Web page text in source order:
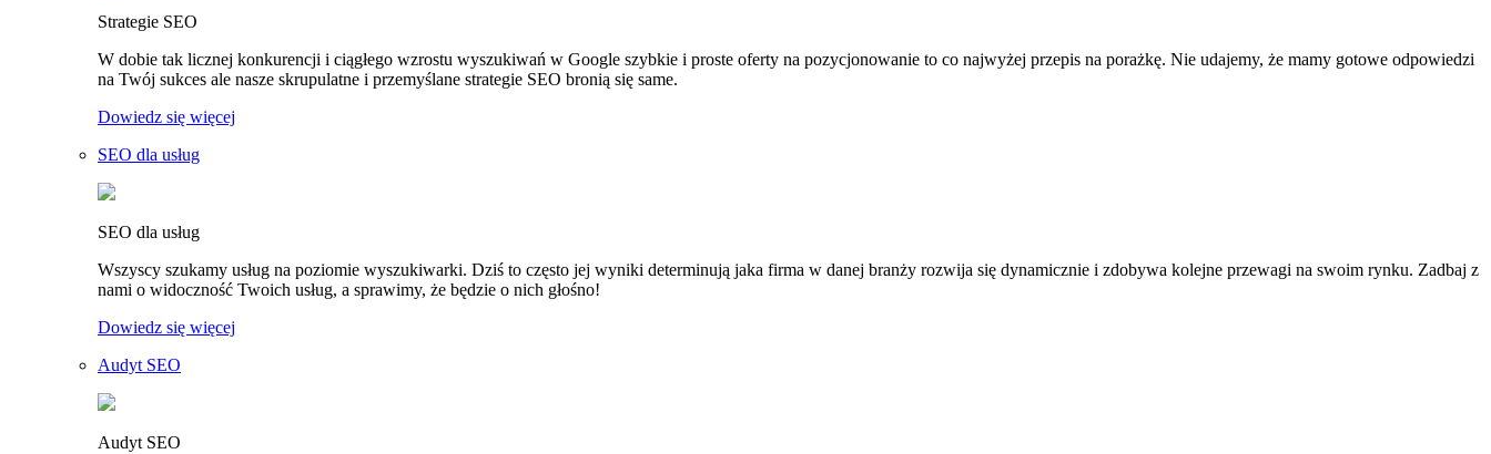
Strategie SEO
W dobie tak licznej konkurencji i ciągłego wzrostu wyszukiwań w Google szybkie i proste oferty na pozycjonowanie to co najwyżej przepis na porażkę. Nie udajemy, że mamy gotowe odpowiedzi
na Twój sukces ale nasze skrupulatne i przemyślane strategie SEO bronią się same.
Dowiedz się więcej
SEO dla usług
SEO dla usług
Wszyscy szukamy usług na poziomie wyszukiwarki. Dziś to często jej wyniki determinują jaka firma w danej branży rozwija się dynamicznie i zdobywa kolejne przewagi na swoim rynku. Zadbaj z
nami o widoczność Twoich usług, a sprawimy, że będzie o nich głośno!
Dowiedz się więcej
Audyt SEO
Audyt SEO